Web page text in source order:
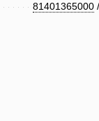
81401365000